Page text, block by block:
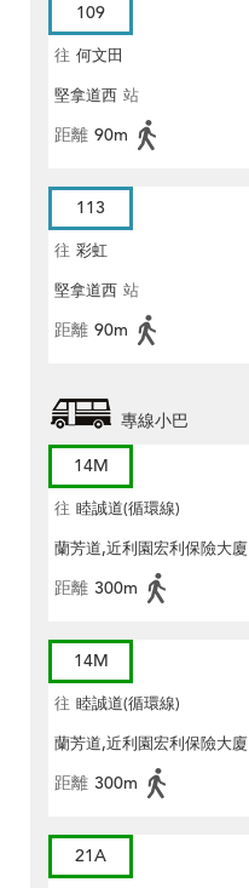
109
往 何文田
堅拿道西 站
距離 90m
113
往 彩虹
堅拿道西 站
距離 90m
專線小巴
14M
往 睦誠道(循環線)
蘭芳道,近利園宏利保險大廈
距離 300m
14M
往 睦誠道(循環線)
蘭芳道,近利園宏利保險大廈
距離 300m
21A